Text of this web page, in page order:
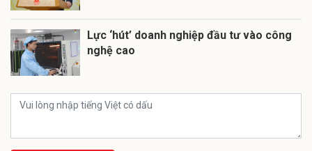
Lực ‘hút’ doanh nghiệp đầu tư vào công
nghệ cao